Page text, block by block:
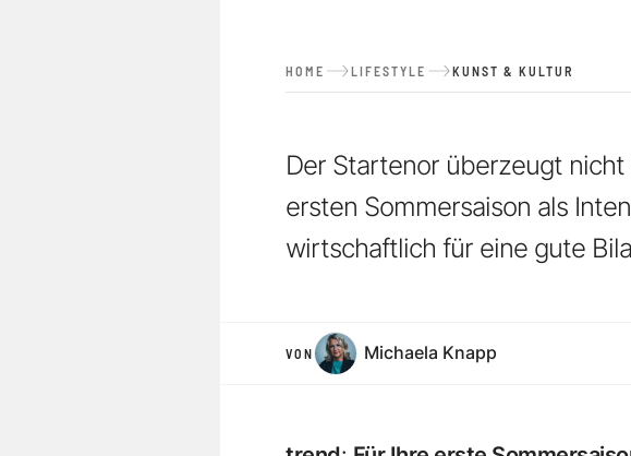
HOME LIFESTYLE KUNST & KULTUR
Der Startenor überzeugt
ersten Sommersaison als
wirtschaftlich für eine gute
VON Michaela Knapp